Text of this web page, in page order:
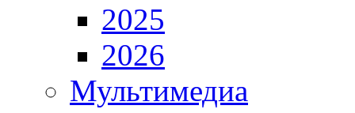
2025
2026
Мультимедиа